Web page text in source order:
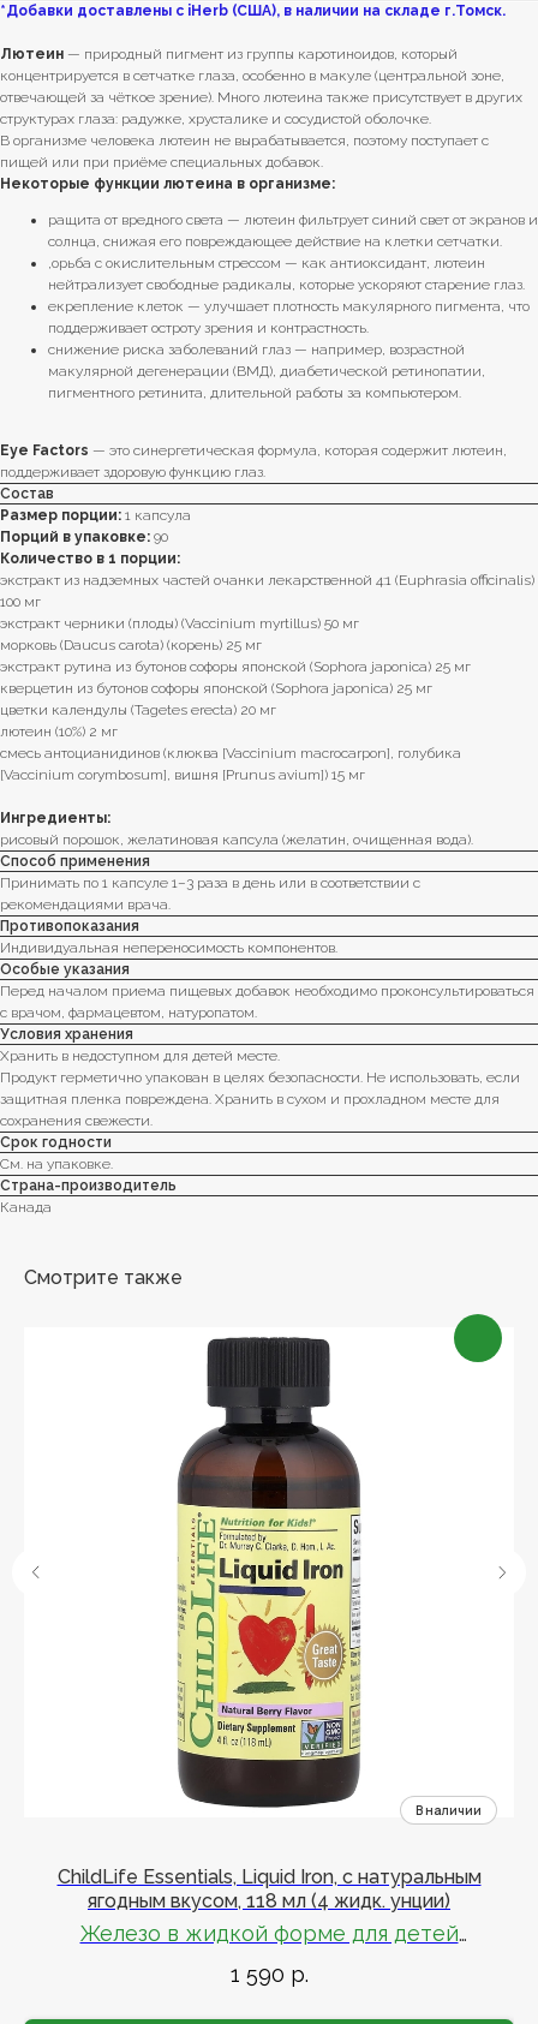
*Добавки доставлены с iHerb (США), в наличии на складе г.Томск.
Лютеин — природный пигмент из группы каротиноидов, который
концентрируется в сетчатке глаза, особенно в макуле (центральной зоне,
отвечающей за чёткое зрение). Много лютеина также присутствует в других
структурах глаза: радужке, хрусталике и сосудистой оболочке.
В организме человека лютеин не вырабатывается, поэтому поступает с
пищей или при приёме специальных добавок.
Некоторые функции лютеина в организме:
pащита от вредного света — лютеин фильтрует синий свет от экранов и
солнца, снижая его повреждающее действие на клетки сетчатки.
,орьба с окислительным стрессом — как антиоксидант, лютеин
нейтрализует свободные радикалы, которые ускоряют старение глаз.
eкрепление клеток — улучшает плотность макулярного пигмента, что
поддерживает остроту зрения и контрастность.
cнижение риска заболеваний глаз — например, возрастной
макулярной дегенерации (ВМД), диабетической ретинопатии,
пигментного ретинита, длительной работы за компьютером.
Eye Factors — это синергетическая формула, которая содержит лютеин,
поддерживает здоровую функцию глаз.
Состав
Размер порции: 1 капсула
Порций в упаковке: 90
Количество в 1 порции:
экстракт из надземных частей очанки лекарственной 4:1 (Euphrasia officinalis)
100 мг
экстракт черники (плоды) (Vaccinium myrtillus) 50 мг
морковь (Daucus carota) (корень) 25 мг
экстракт рутина из бутонов софоры японской (Sophora japonica) 25 мг
кверцетин из бутонов софоры японской (Sophora japonica) 25 мг
цветки календулы (Tagetes erecta) 20 мг
лютеин (10%) 2 мг
смесь антоцианидинов (клюква [Vaccinium macrocarpon], голубика
[Vaccinium corymbosum], вишня [Prunus avium]) 15 мг
Ингредиенты:
рисовый порошок, желатиновая капсула (желатин, очищенная вода).
Способ применения
Принимать по 1 капсуле 1–3 раза в день или в соответствии с
рекомендациями врача.
Противопоказания
Индивидуальная непереносимость компонентов.
Особые указания
Перед началом приема пищевых добавок необходимо проконсультироваться
с врачом, фармацевтом, натуропатом.
Условия хранения
Хранить в недоступном для детей месте.
Продукт герметично упакован в целях безопасности. Не использовать, если
защитная пленка повреждена. Хранить в сухом и прохладном месте для
сохранения свежести.
Срок годности
См. на упаковке.
Страна-производитель
Канада
Смотрите также
ChildLife Essentials, Liquid Iron, с натуральным
ягодным вкусом, 118 мл (4 жидк. унции)
Железо в жидкой форме для детей
Замечательный вкус
1 590 р.